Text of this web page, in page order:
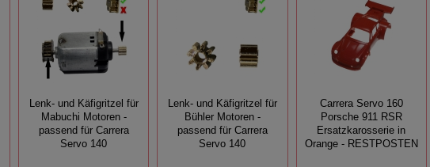
Lenk- und Käfigritzel für
Mabuchi Motoren -
passend für Carrera
Servo 140
Lenk- und Käfigritzel für
Bühler Motoren -
passend für Carrera
Servo 140
Carrera Servo 160
Porsche 911 RSR
Ersatzkarosserie in
Orange - RESTPOSTEN